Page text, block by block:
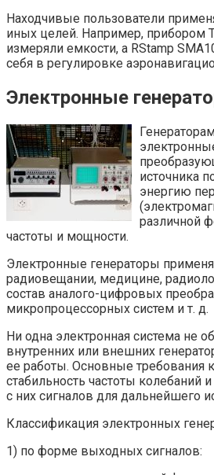
Находчивые пользователи
иных целей. Например, прибором
измеряли емкости, а RStamp
себя в регулировке
Электронные
источника
энергию
различной
частоты и мощности.
Электронные генераторы
радиовещании, медицине,
состав аналого-цифровых
микропроцессорных систем и т. д.
Ни одна электронная система не
внутренних или внешних
ее работы. Основные требования
стабильность частоты колебаний
с них сигналов для дальнейшего
Классификация электронных
1) по форме выходных сигналов: